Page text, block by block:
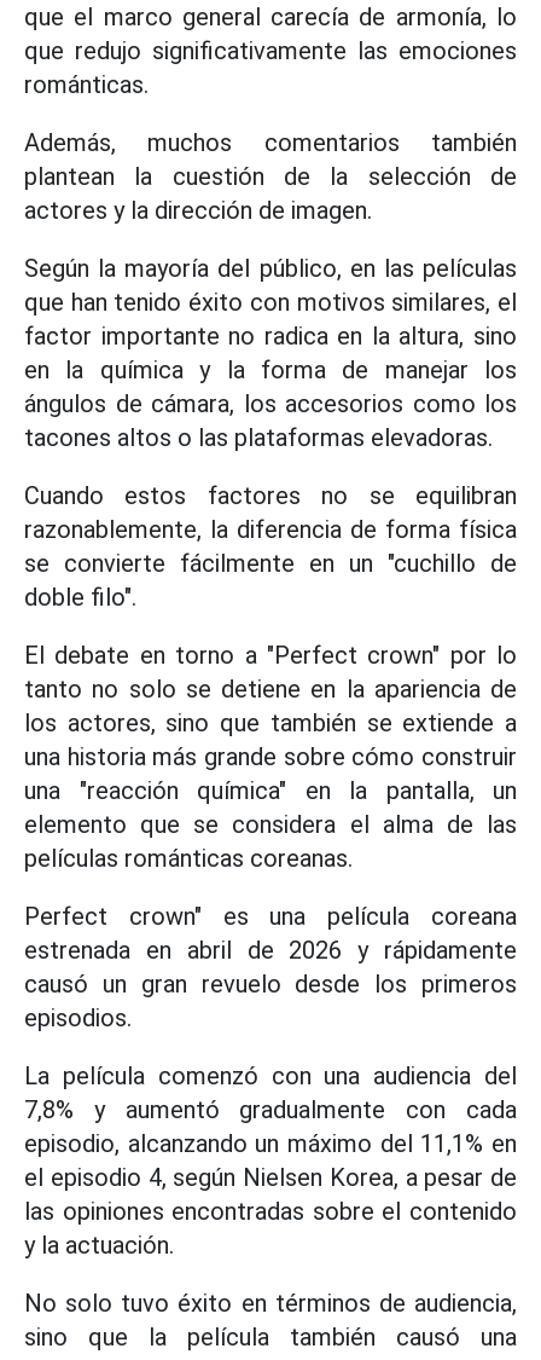
que el marco general carecía de armonía, lo
que redujo significativamente las emociones
románticas.
Además, muchos comentarios también
plantean la cuestión de la selección de
actores y la dirección de imagen.
Según la mayoría del público, en las películas
que han tenido éxito con motivos similares, el
factor importante no radica en la altura, sino
en la química y la forma de manejar los
ángulos de cámara, los accesorios como los
tacones altos o las plataformas elevadoras.
Cuando estos factores no se equilibran
razonablemente, la diferencia de forma física
se convierte fácilmente en un "cuchillo de
doble filo".
El debate en torno a "Perfect crown" por lo
tanto no solo se detiene en la apariencia de
los actores, sino que también se extiende a
una historia más grande sobre cómo construir
una "reacción química" en la pantalla, un
elemento que se considera el alma de las
películas románticas coreanas.
Perfect crown" es una película coreana
estrenada en abril de 2026 y rápidamente
causó un gran revuelo desde los primeros
episodios.
La película comenzó con una audiencia del
7,8% y aumentó gradualmente con cada
episodio, alcanzando un máximo del 11,1% en
el episodio 4, según Nielsen Korea, a pesar de
las opiniones encontradas sobre el contenido
y la actuación.
No solo tuvo éxito en términos de audiencia,
sino que la película también causó una